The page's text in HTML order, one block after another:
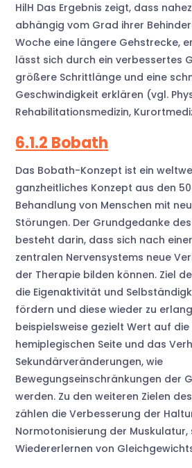
HilH Das Ergebnis zeigt, dass
abhängig vom Grad ihrer
Woche eine längere Gehstrecke,
lässt sich durch ein verbessertes
größere Schrittlänge und eine
Geschwindigkeit erklären (vgl.
Rehabilitationsmedizin,
6.1.2 Bobath
Das Bobath-Konzept ist ein
ganzheitliches Konzept aus den
Behandlung von Menschen mit
Störungen. Der Grundgedanke
besteht darin, dass sich nach
zentralen Nervensystems neue
der Therapie bilden können. Ziel
die Eigenaktivität und
fördern und diese wieder zu
beispielsweise gezielt Wert auf die
hemiplegischen Seite und das
Sekundärveränderungen, wie
Bewegungseinschränkungen der
werden. Zu den weiteren Zielen
zählen die Verbesserung der
Normotonisierung der Muskulatur,
Wiedererlernen von